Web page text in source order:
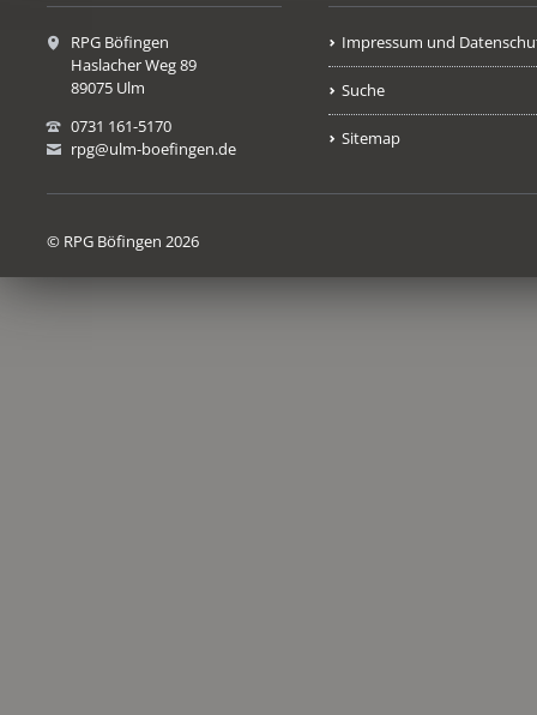
RPG Böfingen
Haslacher Weg 89
89075 Ulm
0731 161-5170
rpg@ulm-boefingen.de
Impressum und
Suche
Sitemap
© RPG Böfingen 2026